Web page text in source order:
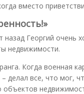
вместо
назад Георгий
недвижимости.
Когда военная
делал все, что мог,
объектов